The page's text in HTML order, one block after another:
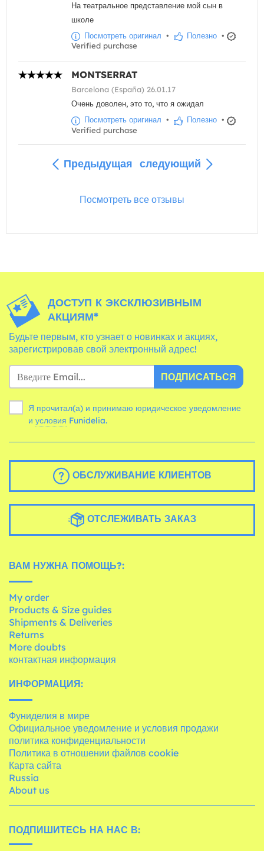
На театральное представление мой сын в
школе
Посмотреть оригинал • Полезно •
Verified purchase
MONTSERRAT
Barcelona (España) 26.01.17
Очень доволен, это то, что я ожидал
Посмотреть оригинал • Полезно •
Verified purchase
Предыдущая следующий
Посмотреть все отзывы
ДОСТУП К ЭКСКЛЮЗИВНЫМ
АКЦИЯМ*
Будьте первым, кто узнает о новинках и акциях,
зарегистрировав свой электронный адрес!
ПОДПИСАТЬСЯ
Я прочитал(а) и принимаю юридическое уведомление
и условия Funidelia.
ОБСЛУЖИВАНИЕ КЛИЕНТОВ
ОТСЛЕЖИВАТЬ ЗАКАЗ
ВАМ НУЖНА ПОМОЩЬ?:
My order
Products & Size guides
Shipments & Deliveries
Returns
More doubts
контактная информация
ИНФОРМАЦИЯ:
Фуниделия в мире
Официальное уведомление и условия продажи
политика конфиденциальности
Политика в отношении файлов cookie
Карта сайта
Russia
About us
ПОДПИШИТЕСЬ НА НАС В: